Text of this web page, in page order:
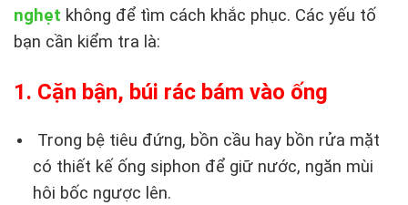
nghẹt không để tìm cách khắc phục. Các yếu tố
bạn cần kiểm tra là:
1. Cặn bận, búi rác bám vào ống
Trong bệ tiêu đứng, bồn cầu hay bồn rửa mặt
có thiết kế ống siphon để giữ nước, ngăn mùi
hôi bốc ngược lên.